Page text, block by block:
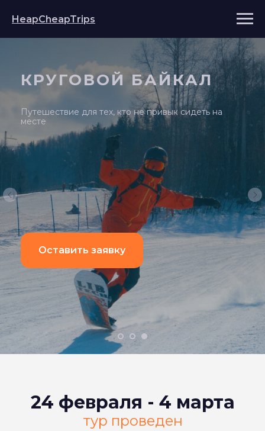
HeapCheapTrips
КРУГОВОЙ БАЙКАЛ
Путешествие для тех, кто не привык сидеть на
месте
Оставить заявку
24 февраля - 4 марта
тур проведен